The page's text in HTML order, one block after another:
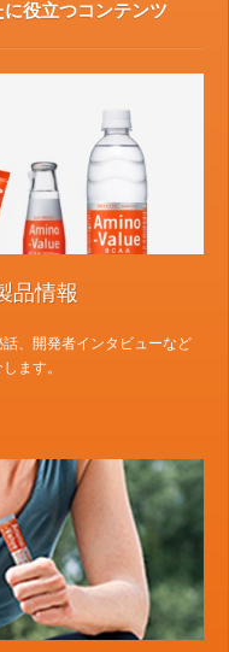
役立つコンテンツ
品情報
、開発者インタビューなど
ます。